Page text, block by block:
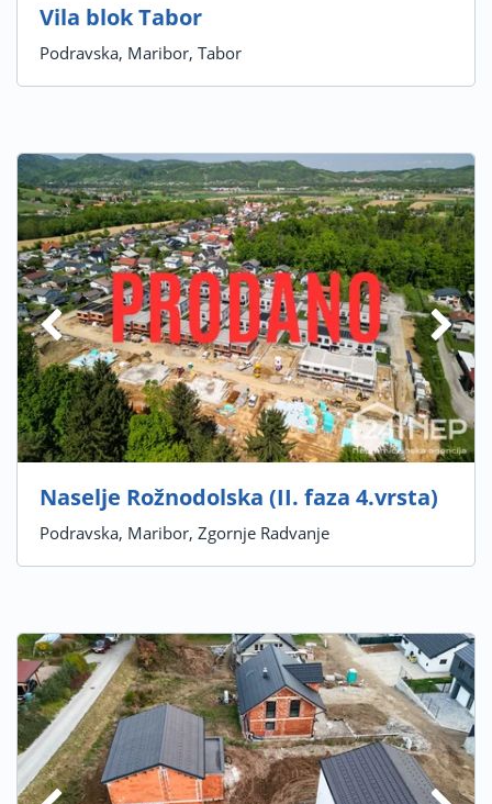
Vila blok Tabor
Podravska, Maribor, Tabor
Naselje Rožnodolska (II. faza 4.vrsta)
Podravska, Maribor, Zgornje Radvanje